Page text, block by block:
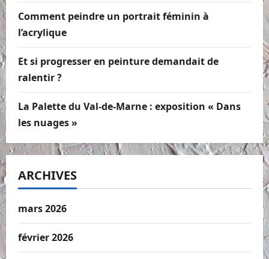
Comment peindre un portrait féminin à
l’acrylique
Et si progresser en peinture demandait de
ralentir ?
La Palette du Val-de-Marne : exposition « Dans
les nuages »
ARCHIVES
mars 2026
février 2026